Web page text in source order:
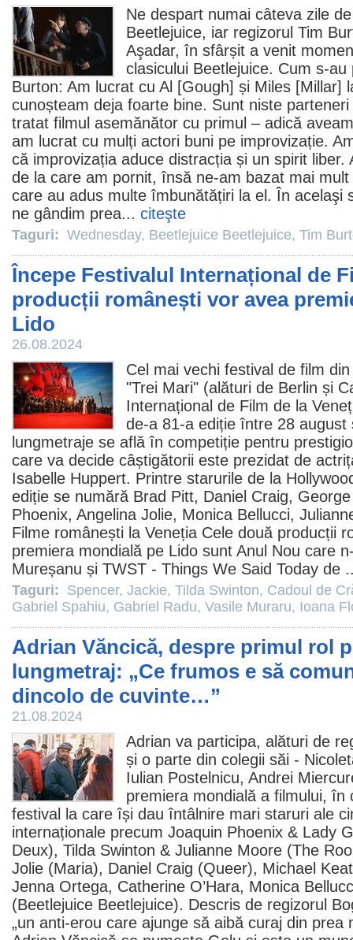
Ne despart numai câteva zile
Beetlejuice, iar regizorul Tim
Aşadar, în sfârșit a venit
clasicului Beetlejuice. Cum s-
Burton: Am lucrat cu Al [Gough] și Miles [Millar]
cunoșteam deja foarte bine. Sunt niste
tratat filmul asemănător cu primul – adică
am lucrat cu mulți actori buni pe improvizație.
că improvizația aduce distracția și un spirit liber.
de la care am pornit, însă ne-am bazat mai
care au adus multe îmbunătățiri la el. În acelaşi
ne gândim prea... citeşte
Taguri: Wednesday, Beetlejuice Beetlejuice, Tim
Începe Festivalul Internațional de
producții românești vor avea
Lido
26.08.2024
Cel mai vechi festival de film
"Trei Mari" (alături de Berlin și
Internațional de Film de la
de-a 81-a ediție între 28
lungmetraje se află în competiție pentru
care va decide câștigătorii este prezidat de
Isabelle Huppert. Printre starurile de la
ediție se numără Brad Pitt, Daniel Craig,
Phoenix, Angelina Jolie, Monica Bellucci,
Filme românești la Veneția Cele două producții
premiera mondială pe Lido sunt Anul Nou care
Mureșanu și TWST - Things We Said Today de
Taguri: Spencer, Jackie, Tilda Swinton, Cadoul de
Gabriel Spahiu, Gabriel Radu, Vasile Muraru, Ioana
Adrian Văncică, despre primul rol
lungmetraj: „Ce frumos e să
dincolo de cuvinte…”
21.08.2024
Adrian va participa, alături de
și o parte din colegii săi -
Iulian Postelnicu, Andrei
premiera mondială a filmului, în
festival la care își dau întâlnire mari staruri ale
internaționale precum Joaquin Phoenix & Lady
Deux), Tilda Swinton & Julianne Moore (The
Jolie (Maria), Daniel Craig (Queer), Michael
Jenna Ortega, Catherine O’Hara, Monica
(Beetlejuice Beetlejuice). Descris de regizorul
„un anti-erou care ajunge să aibă curaj din prea